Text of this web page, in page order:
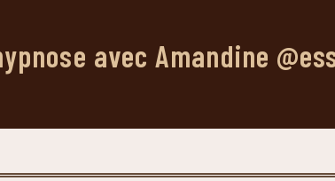
avec Amandine